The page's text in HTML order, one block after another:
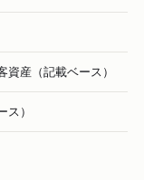
産（記載ベース）
ス）